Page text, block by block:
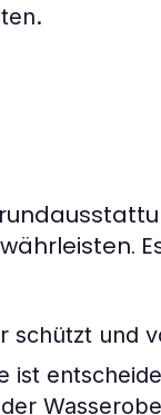
schützt und
ist